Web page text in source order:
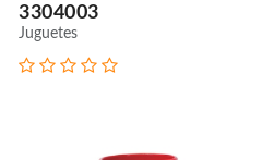
3304003
Juguetes